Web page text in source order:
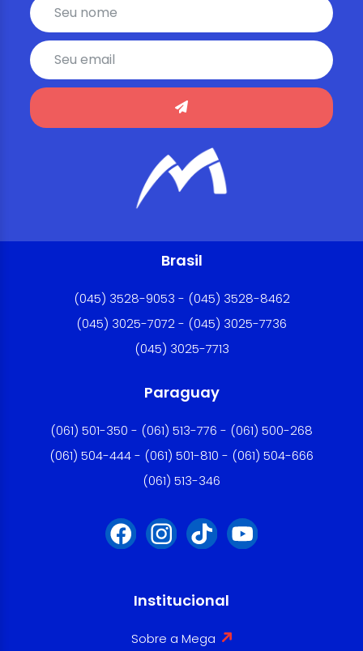
Brasil
(045) 3528-9053 - (045) 3528-8462
(045) 3025-7072 - (045) 3025-7736
(045) 3025-7713
Paraguay
(061) 501-350 - (061) 513-776 - (061) 500-268
(061) 504-444 - (061) 501-810 - (061) 504-666
(061) 513-346
Institucional
Sobre a Mega